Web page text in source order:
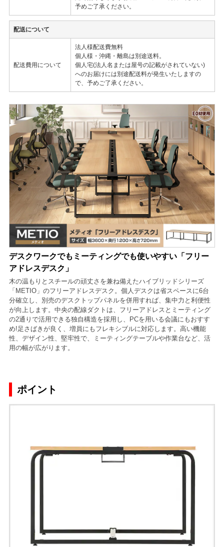
予めご了承ください。
配送について
配送費用について
法人様配送費無料
個人様・沖縄・離島は別途送料。
個人宅(法人名または屋号の記載がされていない)
へのお届けには別途配送料が発生いたしますの
で、予めご了承ください。
デスクワークでもミーティングでも使いやすい「フリー
アドレスデスク」
木の温もりとスチールの頑丈さを兼ね備えたハイブリッドシリーズ
「METIO」のフリーアドレスデスク。個人デスクは省スペースに6台
分確立し、別売のデスクトップパネルを併用すれば、集中力と利便性
が向上します。中央の配線ダクトは、フリーアドレスとミーティング
の2通りで活用できる独自構造を採用し、PCを用いる会議にもおすす
め!足さばきが良く、増員にもフレキシブルに対応します。高い機能
性、デザイン性、堅牢性で、ミーティングテーブルや作業台など、活
用の幅が広がります。
ポイント